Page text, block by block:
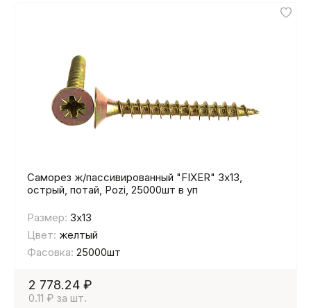
Саморез ж/пассивированный "FIXER" 3х13,
острый, потай, Pozi, 25000шт в уп
Размер: 3х13
Цвет: желтый
Фасовка: 25000шт
2 778.24 ₽
0.11 ₽ за шт.